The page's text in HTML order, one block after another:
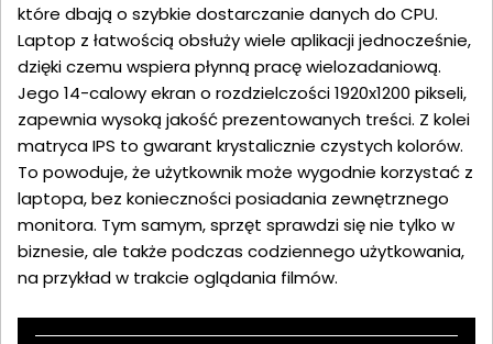
które dbają o szybkie dostarczanie danych do CPU.
Laptop z łatwością obsłuży wiele aplikacji jednocześnie,
dzięki czemu wspiera płynną pracę wielozadaniową.
Jego 14-calowy ekran o rozdzielczości 1920x1200 pikseli,
zapewnia wysoką jakość prezentowanych treści. Z kolei
matryca IPS to gwarant krystalicznie czystych kolorów.
To powoduje, że użytkownik może wygodnie korzystać z
laptopa, bez konieczności posiadania zewnętrznego
monitora. Tym samym, sprzęt sprawdzi się nie tylko w
biznesie, ale także podczas codziennego użytkowania,
na przykład w trakcie oglądania filmów.